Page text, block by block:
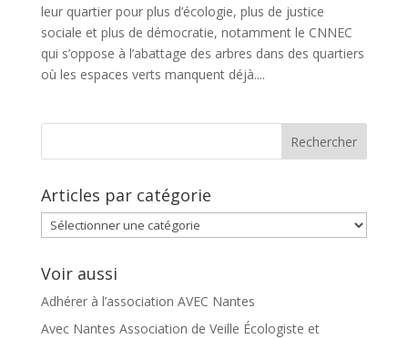
leur quartier pour plus d’écologie, plus de justice
sociale et plus de démocratie, notamment le CNNEC
qui s’oppose à l’abattage des arbres dans des quartiers
où les espaces verts manquent déjà....
Articles par catégorie
Articles
par
catégorie
Voir aussi
Adhérer à l’association AVEC Nantes
Avec Nantes Association de Veille Écologiste et